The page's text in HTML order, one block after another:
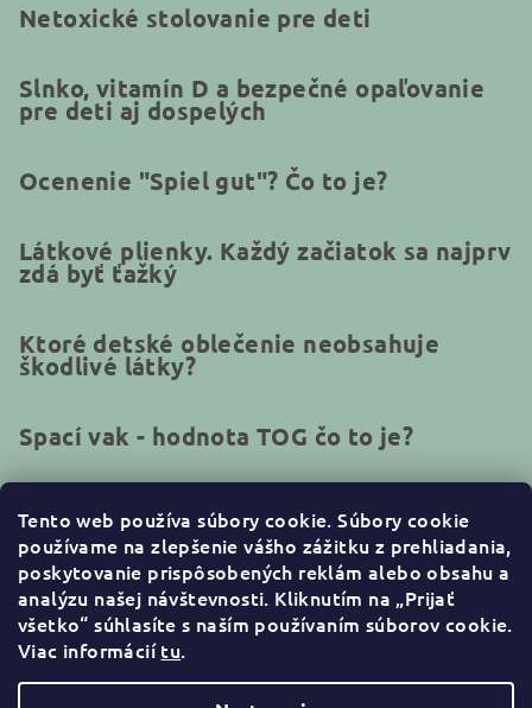
Tento web používa súbory cookie.Súbory cookie
používame na zlepšenie vášho zážitku z prehliadania,
poskytovanie prispôsobených reklám alebo obsahu a
analýzu našej návštevnosti. Kliknutím na „Prijať
všetko“ súhlasíte s naším používaním súborov cookie.
Viac informáciítu.
Netoxické stolovanie pre deti
Slnko, vitamín D a bezpečné opaľovanie
pre deti aj dospelých
Ocenenie "Spiel gut"? Čo to je?
Látkové plienky. Každý začiatok sa najprv
zdá byť ťažký
Ktoré detské oblečenie neobsahuje
škodlivé látky?
Spací vak - hodnota TOG čo to je?
Kontakt
info@naturakid.sk
+421944638380